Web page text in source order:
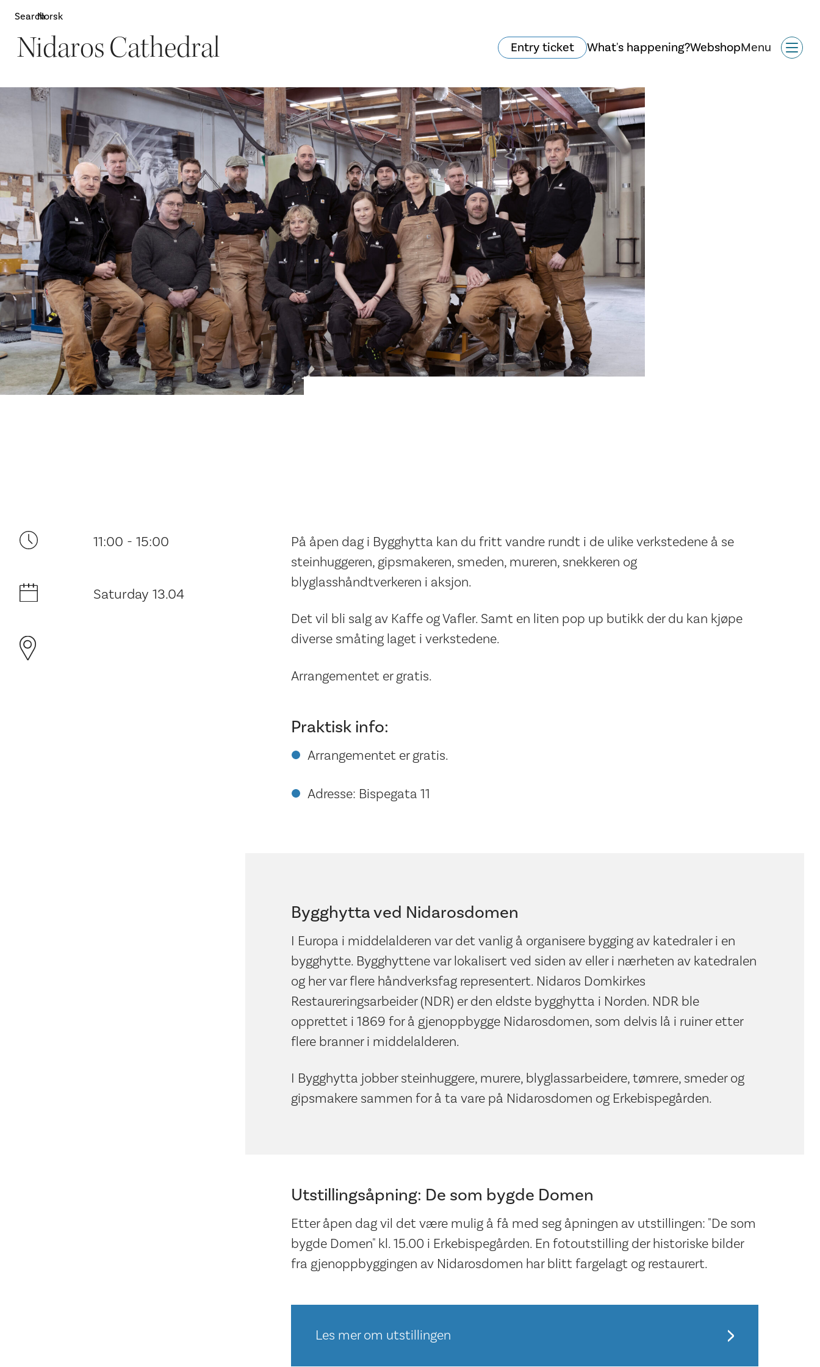
SearchNorsk
Nidaros Cathedral Entry ticket What's happening?WebshopMenu
The music in the
Cathedral
History and
architecture
11:00 - 15:00
Saturday 13.04
På åpen dag i Bygghytta kan du fritt vandre rundt i de ulike verkstedene å se
steinhuggeren, gipsmakeren, smeden, mureren, snekkeren og
blyglasshåndtverkeren i aksjon.
Det vil bli salg av Kaffe og Vafler. Samt en liten pop up butikk der du kan kjøpe
diverse småting laget i verkstedene.
Arrangementet er gratis.
Praktisk info:
Arrangementet er gratis.
Adresse: Bispegata 11
Bygghytta ved Nidarosdomen
I Europa i middelalderen var det vanlig å organisere bygging av katedraler i en
bygghytte. Bygghyttene var lokalisert ved siden av eller i nærheten av katedralen
og her var flere håndverksfag representert. Nidaros Domkirkes
Restaureringsarbeider (NDR) er den eldste bygghytta i Norden. NDR ble
opprettet i 1869 for å gjenoppbygge Nidarosdomen, som delvis lå i ruiner etter
flere branner i middelalderen.
I Bygghytta jobber steinhuggere, murere, blyglassarbeidere, tømrere, smeder og
gipsmakere sammen for å ta vare på Nidarosdomen og Erkebispegården.
Utstillingsåpning: De som bygde Domen
Etter åpen dag vil det være mulig å få med seg åpningen av utstillingen: "De som
bygde Domen" kl. 15.00 i Erkebispegården. En fotoutstilling der historiske bilder
fra gjenoppbyggingen av Nidarosdomen har blitt fargelagt og restaurert.
Les mer om utstillingen